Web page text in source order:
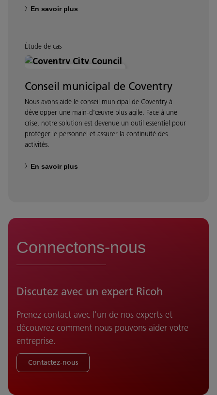
En savoir plus
Étude de cas
Conseil municipal de Coventry
Nous avons aidé le conseil municipal de Coventry à
développer une main-d’œuvre plus agile. Face à une
crise, notre solution est devenue un outil essentiel pour
protéger le personnel et assurer la continuité des
activités.
En savoir plus
Connectons-nous
Discutez avec un expert Ricoh
Prenez contact avec l'un de nos experts et
découvrez comment nous pouvons aider votre
entreprise.
Contactez-nous